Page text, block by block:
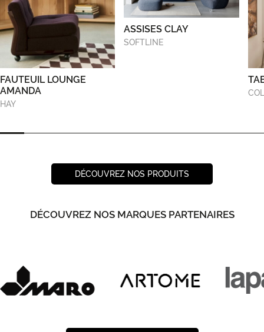
FAUTEUIL LOUNGE
AMANDA
HAY
ASSISES CLAY
SOFTLINE
DÉCOUVREZ NOS PRODUITS
DÉCOUVREZ NOS MARQUES PARTENAIRES